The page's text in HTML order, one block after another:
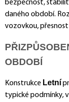
bezpečnost,
daného období.
vozovkou,
OBDOBÍ
Konstrukce Letní
typické podmínky,